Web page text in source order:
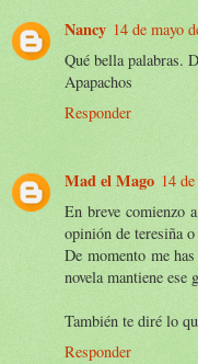
Nancy 14 de mayo
Qué bella palabras.
Apapachos
Responder
Mad el Mago 14
En breve comienzo
opinión de teresiña
De momento me
novela mantiene ese
También te diré lo
Responder